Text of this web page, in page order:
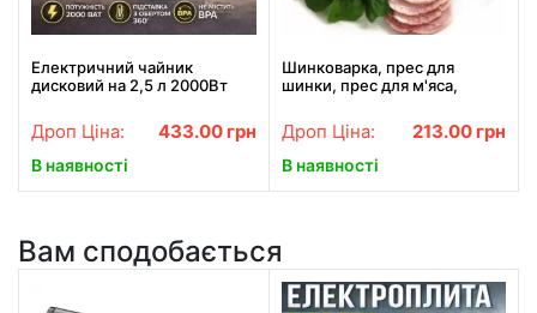
Електричний чайник
дисковий на 2,5 л 2000Вт
підтримкою теплового
режиму
Дроп Ціна: 433.00 грн
В наявності
Шинковарка, прес для
шинки, прес для м'яса,
Series Multipro шинковарка
Дроп Ціна: 213.00 грн
В наявності
Вам сподобається